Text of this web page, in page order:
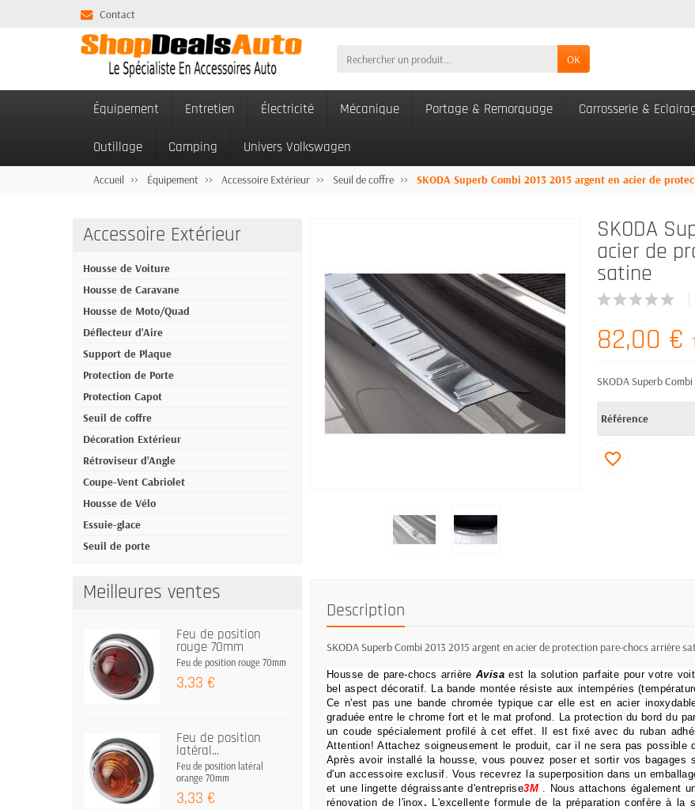
Contact
OK
Équipement Entretien Électricité Mécanique Portage & Remorquage Carrosserie &
Outillage Camping Univers Volkswagen
Accueil Équipement Accessoire Extérieur Seuil de coffre SKODA Superb Combi 2013 2015 argent en acier de
Accessoire Extérieur
Housse de Voiture
Housse de Caravane
Housse de Moto/Quad
Déflecteur d'Aire
Support de Plaque
Protection de Porte
Protection Capot
Seuil de coffre
Décoration Extérieur
Rétroviseur d'Angle
Coupe-Vent Cabriolet
Housse de Vélo
Essuie-glace
Seuil de porte
Meilleures ventes
Feu de position
rouge 70mm
Feu de position rouge 70mm
3,33 €
Feu de position
latéral...
Feu de position latéral
orange 70mm
3,33 €
SKODA
acier de
satine
82,00 €
SKODA Superb
Référence
favorite_border
Description
SKODA Superb Combi 2013 2015 argent en acier de protection pare-chocs arrière
Housse de pare-chocs arrière Avisaest la solution parfaite pour votre
bel aspect décoratif. La bande montée résiste aux intempéries
Ce n'est pas une bande chromée typique car elle est en acier
graduée entre le chrome fort et le mat profond. La protection du bord du
un coude spécialement profilé à cet effet.
Il est fixé avec du ruban
Attention!Attachez soigneusement le produit, car il ne sera pas possible
Après avoir installé la housse, vous pouvez poser et sortir vos bagages
d'un accessoire exclusif. Vous recevrez la superposition dans un
et une lingette dégraissante d'entreprise3M. Nous attachons également
rénovation de l'inox. L'excellente formule de la préparation confère à